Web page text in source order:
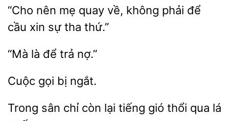
“Cho mẹ quay về, không
để
xin sự tha thứ.”
để nợ.”
Cuộc
Trong sân chỉ còn lại gió thổi qua